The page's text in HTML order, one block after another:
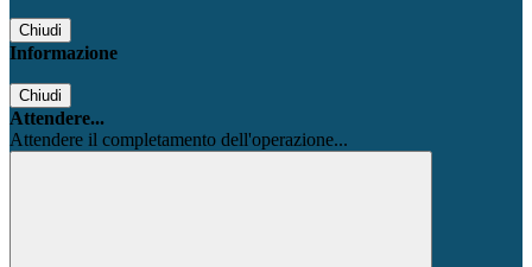
Chiudi
Informazione
Chiudi
Attendere...
Attendere il completamento dell'operazione...